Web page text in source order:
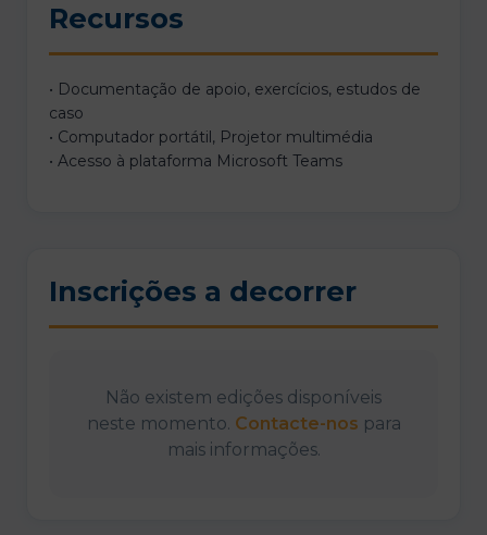
Recursos
• Documentação de apoio, exercícios, estudos de
caso
• Computador portátil, Projetor multimédia
• Acesso à plataforma Microsoft Teams
Inscrições a decorrer
Não existem edições disponíveis
neste momento. Contacte-nos para
mais informações.